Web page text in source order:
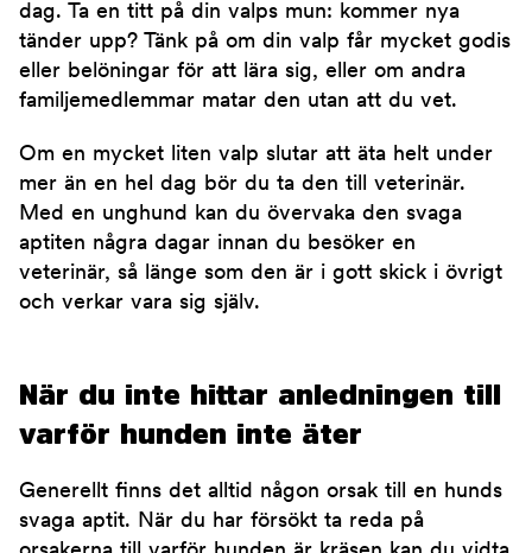
dag. Ta en titt på din valps mun: kommer nya
tänder upp? Tänk på om din valp får mycket godis
eller belöningar för att lära sig, eller om andra
familjemedlemmar matar den utan att du vet.
Om en mycket liten valp slutar att äta helt under
mer än en hel dag bör du ta den till veterinär.
Med en unghund kan du övervaka den svaga
aptiten några dagar innan du besöker en
veterinär, så länge som den är i gott skick i övrigt
och verkar vara sig själv.
När du inte hittar anledningen till
varför hunden inte äter
Generellt finns det alltid någon orsak till en hunds
svaga aptit. När du har försökt ta reda på